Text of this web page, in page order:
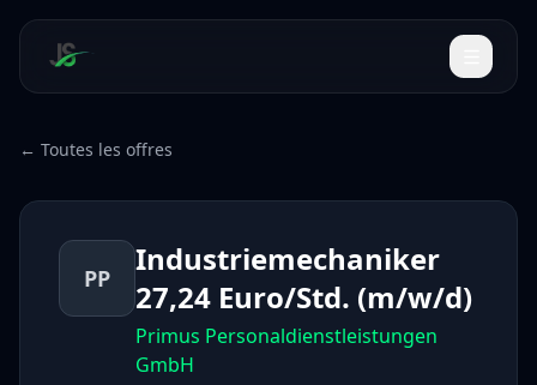
← Toutes les offres
PP
Industriemechaniker
27,24 Euro/Std. (m/w/d)
Primus Personaldienstleistungen
GmbH